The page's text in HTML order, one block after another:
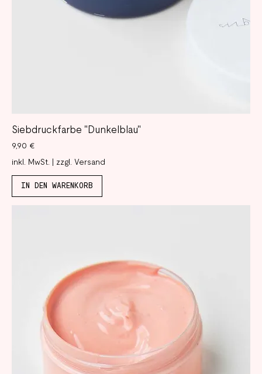
Siebdruckfarbe "Dunkelblau"
Preis
9,90 €
inkl. MwSt. zzgl. Versand
IN DEN WARENKORB